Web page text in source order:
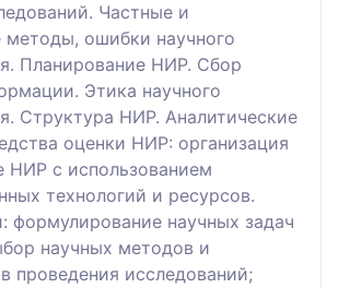
Частные и
методы, ошибки научного
Планирование НИР. Сбор
Этика научного
Структура НИР. Аналитические
оценки НИР: организация
НИР с использованием
технологий и ресурсов.
формулирование научных задач
научных методов и
проведения исследований;